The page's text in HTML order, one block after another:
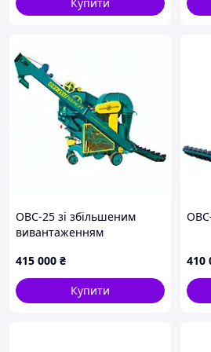
сільгоспмашин решіт ОВС-25 та
До Ваших послуг кваліфікована
решіт на ОВС-25.
Розмір решета 790х990 мм,
розміру отворів становить 0.8
Гарантуємо високу якість
та ОВС-25С.
ОВС-25 зі збільшеним
вивантаженням
415 000 ₴
Купити
410